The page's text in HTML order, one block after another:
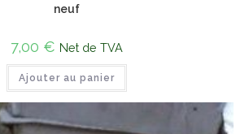
neuf
7,00 € Net de TVA
Ajouter au panier